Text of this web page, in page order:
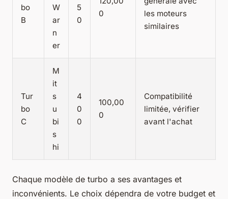
bo
B
W
ar
n
er
5
0
0
les moteurs
similaires
Tur
bo
C
M
it
s
u
bi
s
hi
4
0
0
100,00
0
Compatibilité
limitée, vérifier
avant l'achat
Chaque modèle de turbo a ses avantages et
inconvénients. Le choix dépendra de votre budget et